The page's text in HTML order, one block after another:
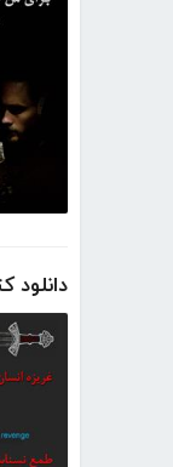
دانلود